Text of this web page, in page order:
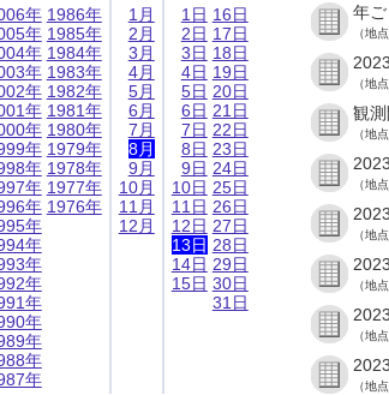
年
年
年
年
年
年
年
年
年
年
年
年
年
年
年
年
年
年
年
年
1986年
1985年
1984年
1983年
1982年
1981年
1980年
1979年
1978年
1977年
1976年
1月
2月
3月
4月
5月
6月
7月
8月
9月
10月
11月
12月
1日
2日
3日
4日
5日
6日
7日
8日
9日
10日
11日
12日
13日
14日
15日
16日
17日
18日
19日
20日
21日
22日
23日
24日
25日
26日
27日
28日
29日
30日
31日
年
（地
（地
観
（地
（地
（地
（地
（地
（地